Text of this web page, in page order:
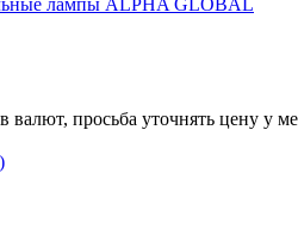
валют, просьба уточнять цену у